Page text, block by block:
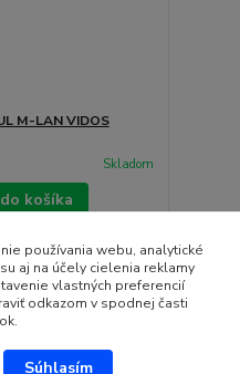
M-LAN VIDOS
Skladom
košíka
z 1
používania webu, analytické
aj na účely cielenia reklamy
vlastných preferencií
odkazom v spodnej časti
Súhlasím